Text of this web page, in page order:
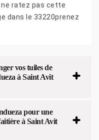
ratez pas cette
dans le 33220prenez
vos tuiles de
à Saint Avit
pour une
à Saint Avit